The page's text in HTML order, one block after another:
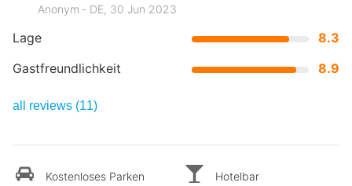
Lage
8.3
Gastfreundlichkeit
8.9
Anonym ‐ DE, 30 Jun 2023
all reviews (11)
Kostenloses Parken
Hotelbar